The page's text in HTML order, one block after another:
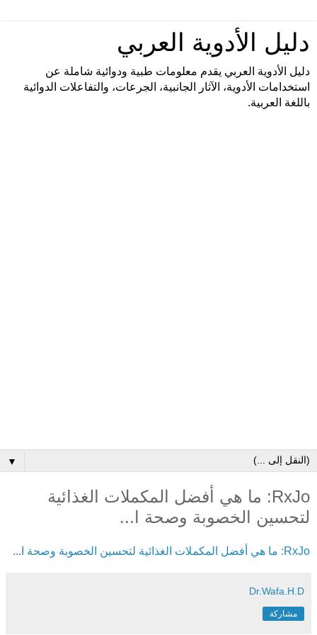
دليل الأدوية العربي
دليل الأدوية العربي يقدم معلومات طبية ودوائية شاملة عن
استخدامات الأدوية، الآثار الجانبية، الجرعات، والتفاعلات الدوائية
باللغة العربية.
▼
RxJo: ما هي أفضل المكملات الغذائية
لتحسين الخصوبة وصحة ا...
RxJo: ما هي أفضل المكملات الغذائية لتحسين الخصوبة وصحة ا...
Dr.Wafa.H.D
مشاركة